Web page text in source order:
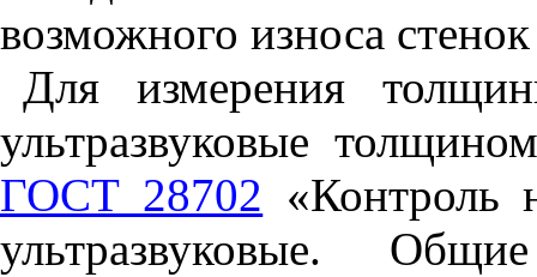
возможного износа
Для измерения
ультразвуковые
ГОСТ 28702 «Контроль
ультразвуковые.